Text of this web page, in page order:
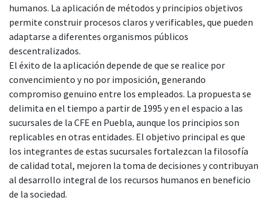
humanos. La aplicación de métodos y principios objetivos
permite construir procesos claros y verificables, que pueden
adaptarse a diferentes organismos públicos
descentralizados.
El éxito de la aplicación depende de que se realice por
convencimiento y no por imposición, generando
compromiso genuino entre los empleados. La propuesta se
delimita en el tiempo a partir de 1995 y en el espacio a las
sucursales de la CFE en Puebla, aunque los principios son
replicables en otras entidades. El objetivo principal es que
los integrantes de estas sucursales fortalezcan la filosofía
de calidad total, mejoren la toma de decisiones y contribuyan
al desarrollo integral de los recursos humanos en beneficio
de la sociedad.